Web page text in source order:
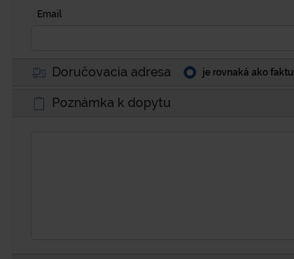
Email
Doručovacia adresa je rovnaká ako
Poznámka k dopytu